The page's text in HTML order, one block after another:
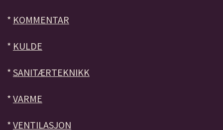
* KOMMENTAR
* KULDE
* SANITÆRTEKNIKK
* VARME
* VENTILASJON